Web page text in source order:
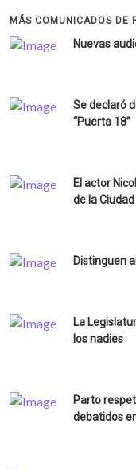
MÁS COMUNICADOS DE
Nuevas
Se declaró
“Puerta 18”
El actor
de la Ciudad
Distinguen
La
los nadies
Parto
debatidos